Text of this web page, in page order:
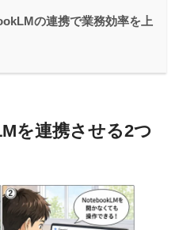
の連携で業務効率を上
を連携させる2つ